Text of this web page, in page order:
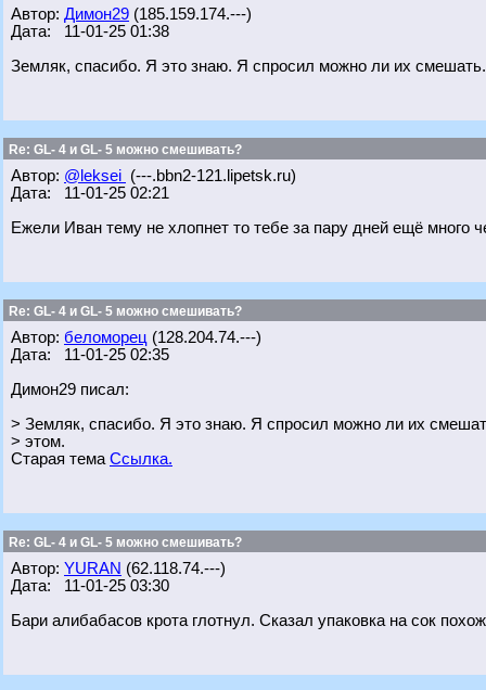
Автор: Димон29 (185.159.174.---)
Дата: 11-01-25 01:38
Земляк, спасибо. Я это знаю. Я спросил можно ли их
Re: GL- 4 и GL- 5 можно смешивать?
Автор: @leksei (---.bbn2-121.lipetsk.ru)
Дата: 11-01-25 02:21
Ежели Иван тему не хлопнет то тебе за пару дней ещё много
Re: GL- 4 и GL- 5 можно смешивать?
Автор: беломорец (128.204.74.---)
Дата: 11-01-25 02:35
Димон29 писал:
> Земляк, спасибо. Я это знаю. Я спросил можно ли их
> этом.
Старая тема Ссылка.
Re: GL- 4 и GL- 5 можно смешивать?
Автор: YURAN (62.118.74.---)
Дата: 11-01-25 03:30
Бари алибабасов крота глотнул. Сказал упаковка на сок